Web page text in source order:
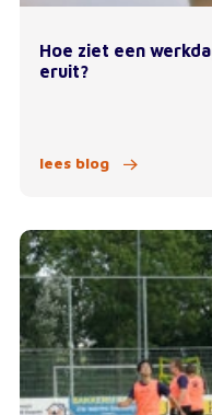
Hoe ziet een
eruit?
lees blog